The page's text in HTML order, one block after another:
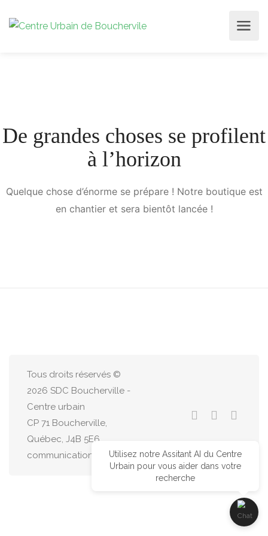
De grandes choses se profilent
à l’horizon
Quelque chose d’énorme se prépare ! Notre boutique est
en chantier et sera bientôt lancée !
Tous droits réservés ©
2026 SDC Boucherville -
Centre urbain
CP 71 Boucherville,
Québec, J4B 5E6
communications@centreurbain.caUtilisez notre Assitant AI du Centre
Urbain pour vous aider dans votre
recherche